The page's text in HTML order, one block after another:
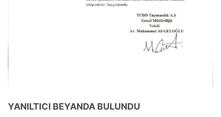
YANILTICI BEYANDA BULUNDU